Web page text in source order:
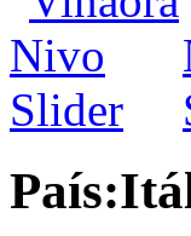
País: